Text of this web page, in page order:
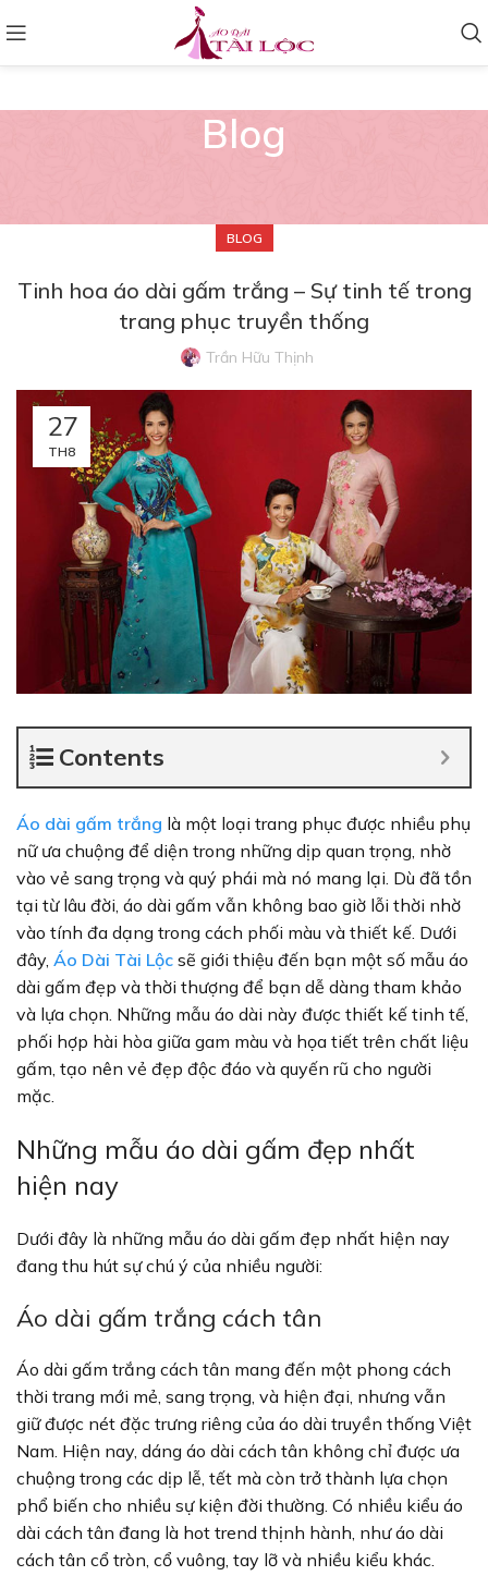
Blog
BLOG
Tinh hoa áo dài gấm trắng – Sự tinh tế trong
trang phục truyền thống
Trần Hữu Thịnh
27
TH8
Contents
Áo dài gấm trắng là một loại trang phục được nhiều phụ
nữ ưa chuộng để diện trong những dịp quan trọng, nhờ
vào vẻ sang trọng và quý phái mà nó mang lại. Dù đã tồn
tại từ lâu đời, áo dài gấm vẫn không bao giờ lỗi thời nhờ
vào tính đa dạng trong cách phối màu và thiết kế. Dưới
đây, Áo Dài Tài Lộc sẽ giới thiệu đến bạn một số mẫu áo
dài gấm đẹp và thời thượng để bạn dễ dàng tham khảo
và lựa chọn. Những mẫu áo dài này được thiết kế tinh tế,
phối hợp hài hòa giữa gam màu và họa tiết trên chất liệu
gấm, tạo nên vẻ đẹp độc đáo và quyến rũ cho người
mặc.
Những mẫu áo dài gấm đẹp nhất
hiện nay
Dưới đây là những mẫu áo dài gấm đẹp nhất hiện nay
đang thu hút sự chú ý của nhiều người:
Áo dài gấm trắng cách tân
Áo dài gấm trắng cách tân mang đến một phong cách
thời trang mới mẻ, sang trọng, và hiện đại, nhưng vẫn
giữ được nét đặc trưng riêng của áo dài truyền thống Việt
Nam. Hiện nay, dáng áo dài cách tân không chỉ được ưa
chuộng trong các dịp lễ, tết mà còn trở thành lựa chọn
phổ biến cho nhiều sự kiện đời thường. Có nhiều kiểu áo
dài cách tân đang là hot trend thịnh hành, như áo dài
cách tân cổ tròn, cổ vuông, tay lỡ và nhiều kiểu khác.